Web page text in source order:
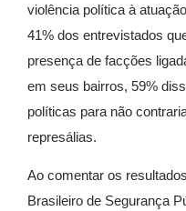
violência política à
41% dos entrevistados
presença de facções
em seus bairros, 59%
políticas para não
represálias.
Ao comentar os
Brasileiro de Segurança